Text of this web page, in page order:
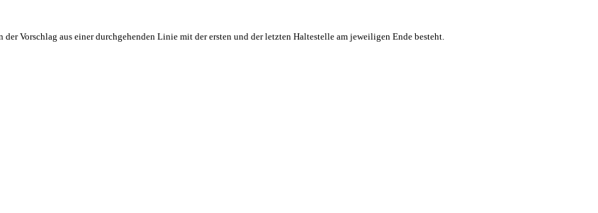
Vorschlag aus einer durchgehenden Linie mit der ersten und der letzten Haltestelle am jeweiligen Ende besteht.